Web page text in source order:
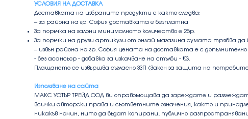
УСЛОВИЯ НА ДОСТАВКА
Доставката на избраните продукти е както следва:
– за района на гр. София доставката е безплатна
За поръчка на галони минималното количество е 2бр.
За поръчки на други артикули от онлай магазина сумата трябва да
– извън района на гр. София цената на доставката е с допълнително
- без асансьор - добавка за изкачване на стълби - €3.
Плащането се извършва съгласно ЗЗП (Закон за защита на
Използване на сайта
МАКС УОТЪР ТРЕЙД ООД ви оправомощава да зареждате и
всички авторски права и съответните означения, както и
никакъв начин, нито да бъдат копирани, публично